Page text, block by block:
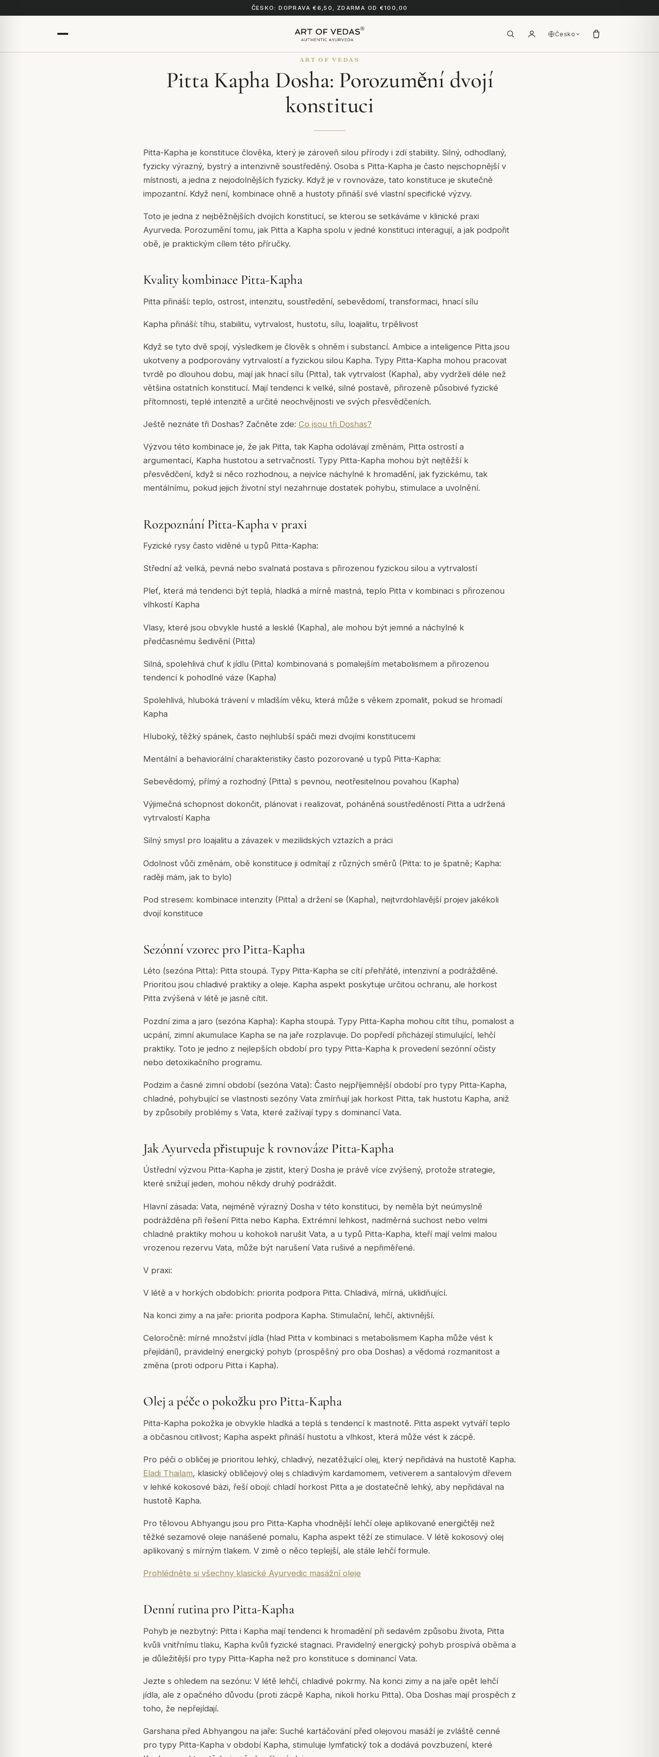
ČESKO: DOPRAVA €6,50, ZDARMA OD €100,00
Česko
ART OF VEDAS
Pitta Kapha Dosha: Porozumění dvojí
konstituci
Pitta-Kapha je konstituce člověka, který je zároveň silou přírody i zdí stability. Silný, odhodlaný,
fyzicky výrazný, bystrý a intenzivně soustředěný. Osoba s Pitta-Kapha je často nejschopnější v
místnosti, a jedna z nejodolnějších fyzicky. Když je v rovnováze, tato konstituce je skutečně
impozantní. Když není, kombinace ohně a hustoty přináší své vlastní specifické výzvy.
Toto je jedna z nejběžnějších dvojích konstitucí, se kterou se setkáváme v klinické praxi
Ayurveda. Porozumění tomu, jak Pitta a Kapha spolu v jedné konstituci interagují, a jak podpořit
obě, je praktickým cílem této příručky.
Kvality kombinace Pitta-Kapha
Pitta přináší: teplo, ostrost, intenzitu, soustředění, sebevědomí, transformaci, hnací sílu
Kapha přináší: tíhu, stabilitu, vytrvalost, hustotu, sílu, loajalitu, trpělivost
Když se tyto dvě spojí, výsledkem je člověk s ohněm i substancí. Ambice a inteligence Pitta jsou
ukotveny a podporovány vytrvalostí a fyzickou silou Kapha. Typy Pitta-Kapha mohou pracovat
tvrdě po dlouhou dobu, mají jak hnací sílu (Pitta), tak vytrvalost (Kapha), aby vydrželi déle než
většina ostatních konstitucí. Mají tendenci k velké, silné postavě, přirozeně působivé fyzické
přítomnosti, teplé intenzitě a určité neochvějnosti ve svých přesvědčeních.
Ještě neznáte tři Doshas? Začněte zde: Co jsou tři Doshas?
Výzvou této kombinace je, že jak Pitta, tak Kapha odolávají změnám, Pitta ostrostí a
argumentací, Kapha hustotou a setrvačností. Typy Pitta-Kapha mohou být nejtěžší k
přesvědčení, když si něco rozhodnou, a nejvíce náchylné k hromadění, jak fyzickému, tak
mentálnímu, pokud jejich životní styl nezahrnuje dostatek pohybu, stimulace a uvolnění.
Rozpoznání Pitta-Kapha v praxi
Fyzické rysy často viděné u typů Pitta-Kapha:
Střední až velká, pevná nebo svalnatá postava s přirozenou fyzickou silou a vytrvalostí
Pleť, která má tendenci být teplá, hladká a mírně mastná, teplo Pitta v kombinaci s přirozenou
vlhkostí Kapha
Vlasy, které jsou obvykle husté a lesklé (Kapha), ale mohou být jemné a náchylné k
předčasnému šedivění (Pitta)
Silná, spolehlivá chuť k jídlu (Pitta) kombinovaná s pomalejším metabolismem a přirozenou
tendencí k pohodlné váze (Kapha)
Spolehlivá, hluboká trávení v mladším věku, která může s věkem zpomalit, pokud se hromadí
Kapha
Hluboký, těžký spánek, často nejhlubší spáči mezi dvojími konstitucemi
Mentální a behaviorální charakteristiky často pozorované u typů Pitta-Kapha:
Sebevědomý, přímý a rozhodný (Pitta) s pevnou, neotřesitelnou povahou (Kapha)
Výjimečná schopnost dokončit, plánovat i realizovat, poháněná soustředěností Pitta a udržená
vytrvalostí Kapha
Silný smysl pro loajalitu a závazek v mezilidských vztazích a práci
Odolnost vůči změnám, obě konstituce ji odmítají z různých směrů (Pitta: to je špatně; Kapha:
raději mám, jak to bylo)
Pod stresem: kombinace intenzity (Pitta) a držení se (Kapha), nejtvrdohlavější projev jakékoli
dvojí konstituce
Sezónní vzorec pro Pitta-Kapha
Léto (sezóna Pitta): Pitta stoupá. Typy Pitta-Kapha se cítí přehřáté, intenzivní a podrážděné.
Prioritou jsou chladivé praktiky a oleje. Kapha aspekt poskytuje určitou ochranu, ale horkost
Pitta zvýšená v létě je jasně cítit.
Pozdní zima a jaro (sezóna Kapha): Kapha stoupá. Typy Pitta-Kapha mohou cítit tíhu, pomalost a
ucpání, zimní akumulace Kapha se na jaře rozplavuje. Do popředí přicházejí stimulující, lehčí
praktiky. Toto je jedno z nejlepších období pro typy Pitta-Kapha k provedení sezónní očisty
nebo detoxikačního programu.
Podzim a časné zimní období (sezóna Vata): Často nejpříjemnější období pro typy Pitta-Kapha,
chladné, pohybující se vlastnosti sezóny Vata zmírňují jak horkost Pitta, tak hustotu Kapha, aniž
by způsobily problémy s Vata, které zažívají typy s dominancí Vata.
Jak Ayurveda přistupuje k rovnováze Pitta-Kapha
Ústřední výzvou Pitta-Kapha je zjistit, který Dosha je právě více zvýšený, protože strategie,
které snižují jeden, mohou někdy druhý podráždit.
Hlavní zásada: Vata, nejméně výrazný Dosha v této konstituci, by neměla být neúmyslně
podrážděna při řešení Pitta nebo Kapha. Extrémní lehkost, nadměrná suchost nebo velmi
chladné praktiky mohou u kohokoli narušit Vata, a u typů Pitta-Kapha, kteří mají velmi malou
vrozenou rezervu Vata, může být narušení Vata rušivé a nepřiměřené.
V praxi:
V létě a v horkých obdobích: priorita podpora Pitta. Chladivá, mírná, uklidňující.
Na konci zimy a na jaře: priorita podpora Kapha. Stimulační, lehčí, aktivnější.
Celoročně: mírné množství jídla (hlad Pitta v kombinaci s metabolismem Kapha může vést k
přejídání), pravidelný energický pohyb (prospěšný pro oba Doshas) a vědomá rozmanitost a
změna (proti odporu Pitta i Kapha).
Olej a péče o pokožku pro Pitta-Kapha
Pitta-Kapha pokožka je obvykle hladká a teplá s tendencí k mastnotě. Pitta aspekt vytváří teplo
a občasnou citlivost; Kapha aspekt přináší hustotu a vlhkost, která může vést k zácpě.
Pro péči o obličej je prioritou lehký, chladivý, nezatěžující olej, který nepřidává na hustotě Kapha.
Eladi Thailam, klasický obličejový olej s chladivým kardamomem, vetiverem a santalovým dřevem
v lehké kokosové bázi, řeší obojí: chladí horkost Pitta a je dostatečně lehký, aby nepřidával na
hustotě Kapha.
Pro tělovou Abhyangu jsou pro Pitta-Kapha vhodnější lehčí oleje aplikované energičtěji než
těžké sezamové oleje nanášené pomalu, Kapha aspekt těží ze stimulace. V létě kokosový olej
aplikovaný s mírným tlakem. V zimě o něco teplejší, ale stále lehčí formule.
Prohlédněte si všechny klasické Ayurvedic masážní oleje
Denní rutina pro Pitta-Kapha
Pohyb je nezbytný: Pitta i Kapha mají tendenci k hromadění při sedavém způsobu života, Pitta
kvůli vnitřnímu tlaku, Kapha kvůli fyzické stagnaci. Pravidelný energický pohyb prospívá oběma a
je důležitější pro typy Pitta-Kapha než pro konstituce s dominancí Vata.
Jezte s ohledem na sezónu: V létě lehčí, chladivé pokrmy. Na konci zimy a na jaře opět lehčí
jídla, ale z opačného důvodu (proti zácpě Kapha, nikoli horku Pitta). Oba Doshas mají prospěch z
toho, že nepřejídají.
Garshana před Abhyangou na jaře: Suché kartáčování před olejovou masáží je zvláště cenné
pro typy Pitta-Kapha v období Kapha, stimuluje lymfatický tok a dodává povzbuzení, které